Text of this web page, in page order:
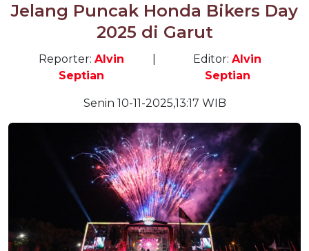
Jelang Puncak Honda Bikers Day
2025 di Garut
Reporter: Alvin
Septian
Editor:Alvin
Septian
Senin 10-11-2025,13:17 WIB